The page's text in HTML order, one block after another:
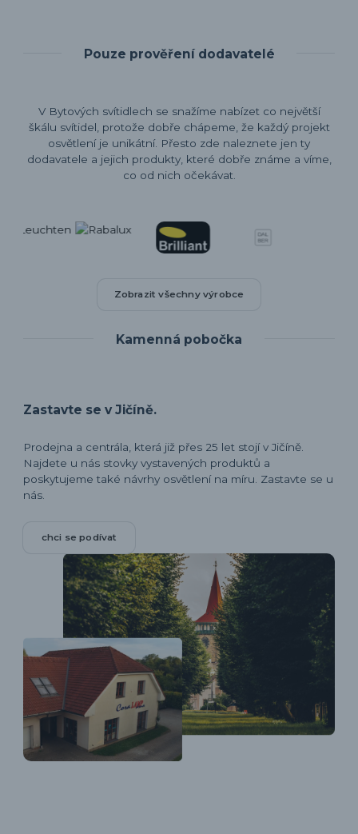
Pouze prověření dodavatelé
V Bytových svítidlech se snažíme nabízet co největší
škálu svítidel, protože dobře chápeme, že každý projekt
osvětlení je unikátní. Přesto zde naleznete jen ty
dodavatele a jejich produkty, které dobře známe a víme,
co od nich očekávat.
Zobrazit všechny výrobce
Kamenná pobočka
Zastavte se v Jičíně.
Prodejna a centrála, která již přes 25 let stojí v Jičíně.
Najdete u nás stovky vystavených produktů a
poskytujeme také návrhy osvětlení na míru. Zastavte se u
nás.
chci se podívat